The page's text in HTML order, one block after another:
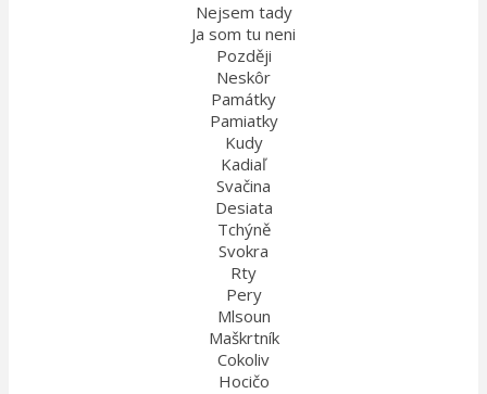
Nejsem tady
Ja som tu neni
Později
Neskôr
Památky
Pamiatky
Kudy
Kadiaľ
Svačina
Desiata
Tchýně
Svokra
Rty
Pery
Mlsoun
Maškrtník
Cokoliv
Hocičo